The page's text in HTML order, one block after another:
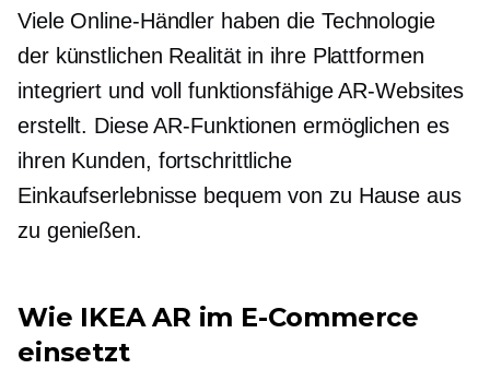
Viele Online-Händler haben die Technologie
der künstlichen Realität in ihre Plattformen
integriert und voll funktionsfähige AR-Websites
erstellt. Diese AR-Funktionen ermöglichen es
ihren Kunden, fortschrittliche
Einkaufserlebnisse bequem von zu Hause aus
zu genießen.
Wie IKEA AR im E-Commerce
einsetzt